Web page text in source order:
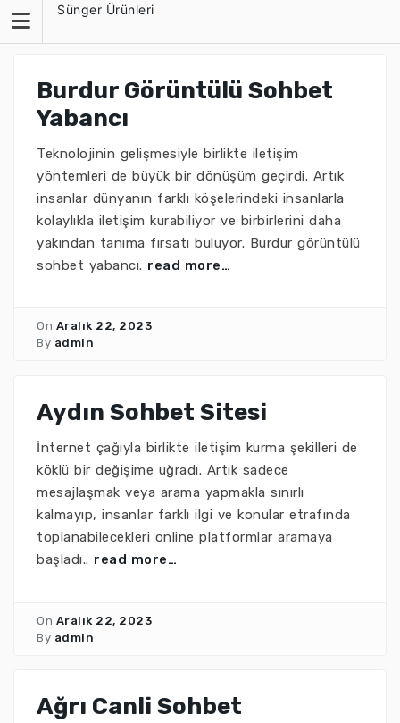
content
Sünger Ürünleri
Burdur Görüntülü Sohbet
Yabancı
Teknolojinin gelişmesiyle birlikte iletişim
yöntemleri de büyük bir dönüşüm geçirdi. Artık
insanlar dünyanın farklı köşelerindeki insanlarla
kolaylıkla iletişim kurabiliyor ve birbirlerini daha
yakından tanıma fırsatı buluyor. Burdur görüntülü
sohbet yabancı. read more…
On Aralık 22, 2023
By admin
Aydın Sohbet Sitesi
İnternet çağıyla birlikte iletişim kurma şekilleri de
köklü bir değişime uğradı. Artık sadece
mesajlaşmak veya arama yapmakla sınırlı
kalmayıp, insanlar farklı ilgi ve konular etrafında
toplanabilecekleri online platformlar aramaya
başladı.. read more…
On Aralık 22, 2023
By admin
Ağrı Canli Sohbet